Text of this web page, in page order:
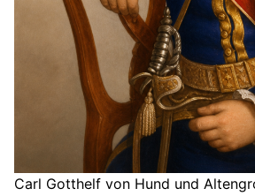
Carl Gotthelf von Hund und